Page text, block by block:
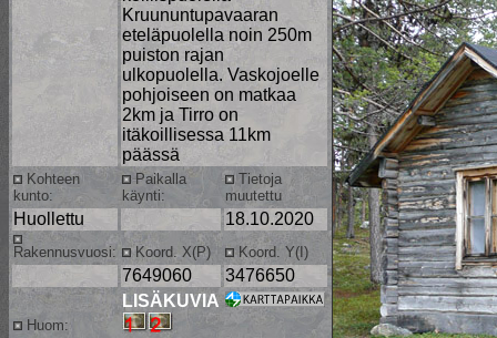
Kruununtupavaaran
eteläpuolella noin 250m
puiston rajan
ulkopuolella. Vaskojoelle
pohjoiseen on matkaa
2km ja Tirro on
itäkoillisessa 11km
päässä
Kohteen
kunto:
Paikalla
käynti:
Tietoja
muutettu
Huollettu 18.10.2020
Rakennusvuosi: Koord. X(P) Koord. Y(I)
7649060 3476650
Huom:
LISÄKUVIA